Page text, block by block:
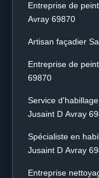
Entreprise de
Avray 69870
Artisan façadier
Entreprise de
69870
Service
Jusaint D Avray
Spécialiste en
Jusaint D Avray
Entreprise